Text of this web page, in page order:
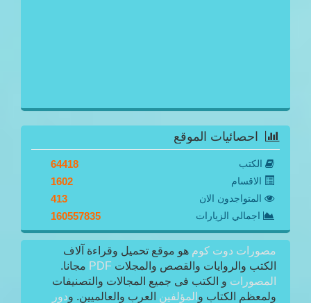
احصائيات الموقع
الكتب 64418
الاقسام 1602
المتواجدون الان 413
اجمالي الزيارات 160557835
مصورات دوت كوم هو موقع تحميل وقراءة آلاف
الكتب والروايات والقصص والمجلات PDF مجانا.
المصورات و الكتب فى جميع المجالات والتصنيفات
ولمعظم الكتاب و المؤلفين العرب والعالميين. ودور